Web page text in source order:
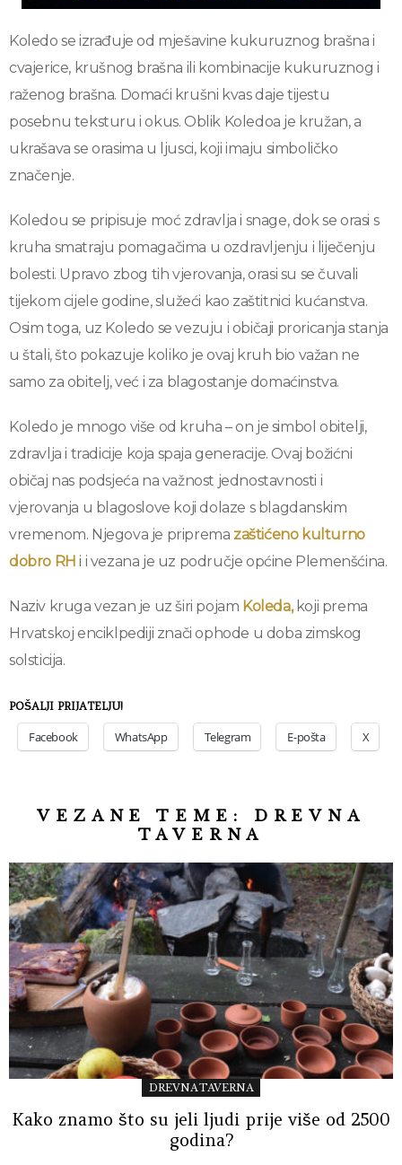
Koledo se izrađuje od mješavine kukuruznog brašna i
cvajerice, krušnog brašna ili kombinacije kukuruznog i
raženog brašna. Domaći krušni kvas daje tijestu
posebnu teksturu i okus. Oblik Koledoa je kružan, a
ukrašava se orasima u ljusci, koji imaju simboličko
značenje.
Koledou se pripisuje moć zdravlja i snage, dok se orasi s
kruha smatraju pomagačima u ozdravljenju i liječenju
bolesti. Upravo zbog tih vjerovanja, orasi su se čuvali
tijekom cijele godine, služeći kao zaštitnici kućanstva.
Osim toga, uz Koledo se vezuju i običaji proricanja stanja
u štali, što pokazuje koliko je ovaj kruh bio važan ne
samo za obitelj, već i za blagostanje domaćinstva.
Koledo je mnogo više od kruha – on je simbol obitelji,
zdravlja i tradicije koja spaja generacije. Ovaj božićni
običaj nas podsjeća na važnost jednostavnosti i
vjerovanja u blagoslove koji dolaze s blagdanskim
vremenom. Njegova je priprema zaštićeno kulturno
dobro RH i i vezana je uz područje općine Plemenšćina.
Naziv kruga vezan je uz širi pojam Koleda,koji prema
Hrvatskoj enciklpediji znači ophode u doba zimskog
solsticija.
POŠALJI PRIJATELJU!
Facebook WhatsApp Telegram E-pošta X
VEZANE TEME: DREVNA
TAVERNA
DREVNA TAVERNA
Kako znamo što su jeli ljudi prije više od 2500
godina?